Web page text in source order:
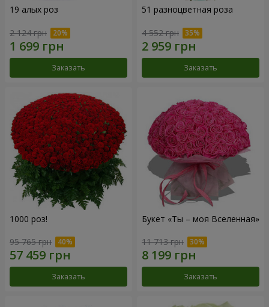
19 алых роз
2 124 грн
Заказать
51 разноцветная роза
4 552 грн
Заказать
1000 роз!
95 765 грн
Заказать
Букет «Ты – моя Вселенная»
11 713 грн
Заказать